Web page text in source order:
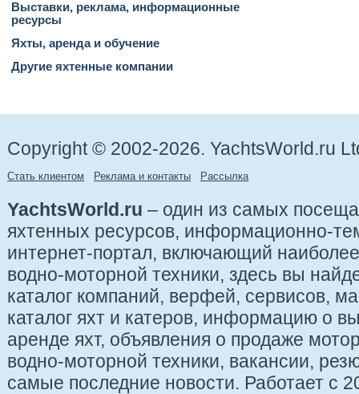
Выставки, реклама, информационные
ресурсы
Яхты, аренда и обучение
Другие яхтенные компании
Copyright © 2002-2026. YachtsWorld.ru
Стать клиентом Реклама и контакты Рассылка
YachtsWorld.ru – один из самых
яхтенных ресурсов, информационно-
интернет-портал, включающий
водно-моторной техники, здесь вы
каталог компаний, верфей, сервисов,
каталог яхт и катеров, информацию о
аренде яхт, объявления о продаже
водно-моторной техники, вакансии,
самые последние новости. Работает с